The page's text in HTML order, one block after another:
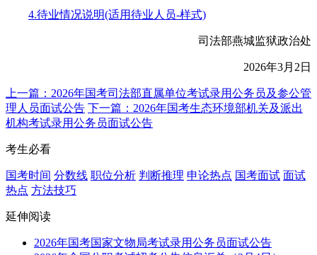
4.待业情况说明(适用待业人员-样式)
司法部燕城监狱政治处
2026年3月2日
上一篇：2026年国考司法部直属单位考试录用公务员及参公管
理人员面试公告 下一篇：2026年国考生态环境部机关及派出
机构考试录用公务员面试公告
考生必看
国考时间 分数线 职位分析 判断推理 申论热点 国考面试 面试
热点 方法技巧
延伸阅读
2026年国考国家文物局考试录用公务员面试公告